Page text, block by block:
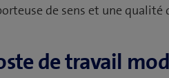
de sens et une qualité
de travail